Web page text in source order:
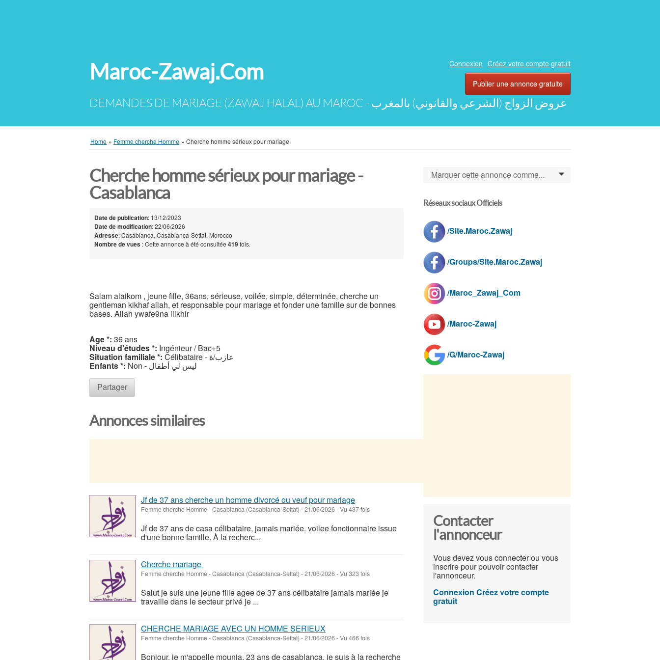
Maroc-Zawaj.Com
DEMANDES DE MARIAGE (ZAWAJ HALAL) AU MAROC - عروض الزواج (الشرعي والقانوني) بالمغرب
Connexion Créez votre compte gratuit
Publier une annonce gratuite
Home » Femme cherche Homme » Cherche homme sérieux pour mariage
Cherche homme sérieux pour mariage -
Casablanca
Date de publication: 13/12/2023
Date de modification: 22/06/2026
Adresse: Casablanca, Casablanca-Settat, Morocco
Nombre de vues : Cette annonce à été consultée 419fois.
Salam alaikom , jeune fille, 36ans, sérieuse, voilée, simple, déterminée, cherche un
gentleman kikhaf allah, et responsable pour mariage et fonder une famille sur de bonnes
bases. Allah ywafe9na lilkhir
Age *: 36 ans
Niveau d'études *: Ingénieur / Bac+5
Situation familiale *: Célibataire - عازب/ة
Enfants *:
Non - ليس لي أطفال
Partager
Annonces similaires
Jf de 37 ans cherche un homme divorcé ou veuf pour mariage
Femme cherche Homme-Casablanca (Casablanca-Settat) -21/06/2026 - Vu 437 fois
Jf de 37 ans de casa célibataire, jamais mariée. voilee fonctionnaire issue
d'une bonne famille. À la recherc...
Cherche mariage
Femme cherche Homme-Casablanca (Casablanca-Settat) -21/06/2026 - Vu 323 fois
Salut je suis une jeune fille agee de 37 ans célibataire jamais mariée je
travaille dans le secteur privé je ...
CHERCHE MARIAGE AVEC UN HOMME SERIEUX
Femme cherche Homme-Casablanca (Casablanca-Settat) -21/06/2026 - Vu 466 fois
Bonjour, je m'appelle mounia, 23 ans de casablanca, je suis à la recherche
Marquer cette annonce comme... 0
Réseaux sociaux Officiels
/Site.Maroc.Zawaj
/Groups/Site.Maroc.Zawaj
/Maroc_Zawaj_Com
/Maroc-Zawaj
/G/Maroc-Zawaj
Contacter
l'annonceur
Vous devez vous connecter ou vous
inscrire pour pouvoir contacter
l'annonceur.
Connexion Créez votre compte
gratuit